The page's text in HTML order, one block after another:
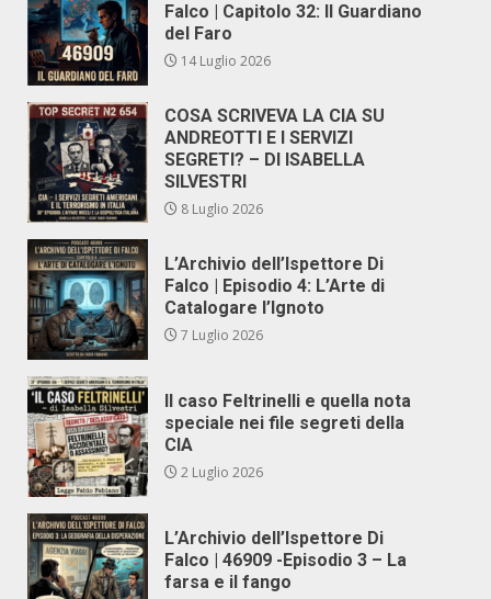
Falco | Capitolo 32: Il Guardiano
del Faro
14 Luglio 2026
COSA SCRIVEVA LA CIA SU
ANDREOTTI E I SERVIZI
SEGRETI? – DI ISABELLA
SILVESTRI
8 Luglio 2026
L’Archivio dell’Ispettore Di
Falco | Episodio 4: L’Arte di
Catalogare l’Ignoto
7 Luglio 2026
Il caso Feltrinelli e quella nota
speciale nei file segreti della
CIA
2 Luglio 2026
L’Archivio dell’Ispettore Di
Falco | 46909 -Episodio 3 – La
farsa e il fango